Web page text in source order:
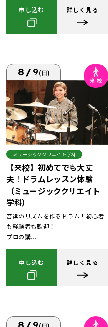
申し込む 詳しく見る
8/9(日)
ミュージッククリエイト学科
【来校】初めてでも大丈
夫！ドラムレッスン体験
（ミュージッククリエイト
学科）
音楽のリズムを作るドラム！初心者
も経験者も歓迎！
プロの講...
申し込む 詳しく見る
8/9(日)